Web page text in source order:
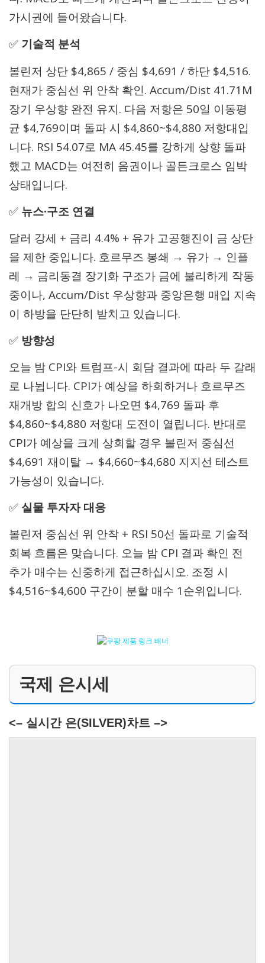
가시권에 들어왔습니다.
✅ 기술적 분석
볼린저 상단 $4,865 / 중심 $4,691 / 하단 $4,516.
현재가 중심선 위 안착 확인. Accum/Dist 41.71M
장기 우상향 완전 유지. 다음 저항은 50일 이동평
균 $4,769이며 돌파 시 $4,860~$4,880 저항대입
니다. RSI 54.07로 MA 45.45를 강하게 상향 돌파
했고 MACD는 여전히 음권이나 골든크로스 임박
상태입니다.
✅ 뉴스·구조 연결
달러 강세 + 금리 4.4% + 유가 고공행진이 금 상단
을 제한 중입니다. 호르무즈 봉쇄 → 유가 → 인플
레 → 금리동결 장기화 구조가 금에 불리하게 작동
중이나, Accum/Dist 우상향과 중앙은행 매입 지속
이 하방을 단단히 받치고 있습니다.
✅ 방향성
오늘 밤 CPI와 트럼프-시 회담 결과에 따라 두 갈래
로 나뉩니다. CPI가 예상을 하회하거나 호르무즈
재개방 합의 신호가 나오면 $4,769 돌파 후
$4,860~$4,880 저항대 도전이 열립니다. 반대로
CPI가 예상을 크게 상회할 경우 볼린저 중심선
$4,691 재이탈 → $4,660~$4,680 지지선 테스트
가능성이 있습니다.
✅ 실물 투자자 대응
볼린저 중심선 위 안착 + RSI 50선 돌파로 기술적
회복 흐름은 맞습니다. 오늘 밤 CPI 결과 확인 전
추가 매수는 신중하게 접근하십시오. 조정 시
$4,516~$4,600 구간이 분할 매수 1순위입니다.
국제 은시세
<– 실시간 은(SILVER)차트 –>